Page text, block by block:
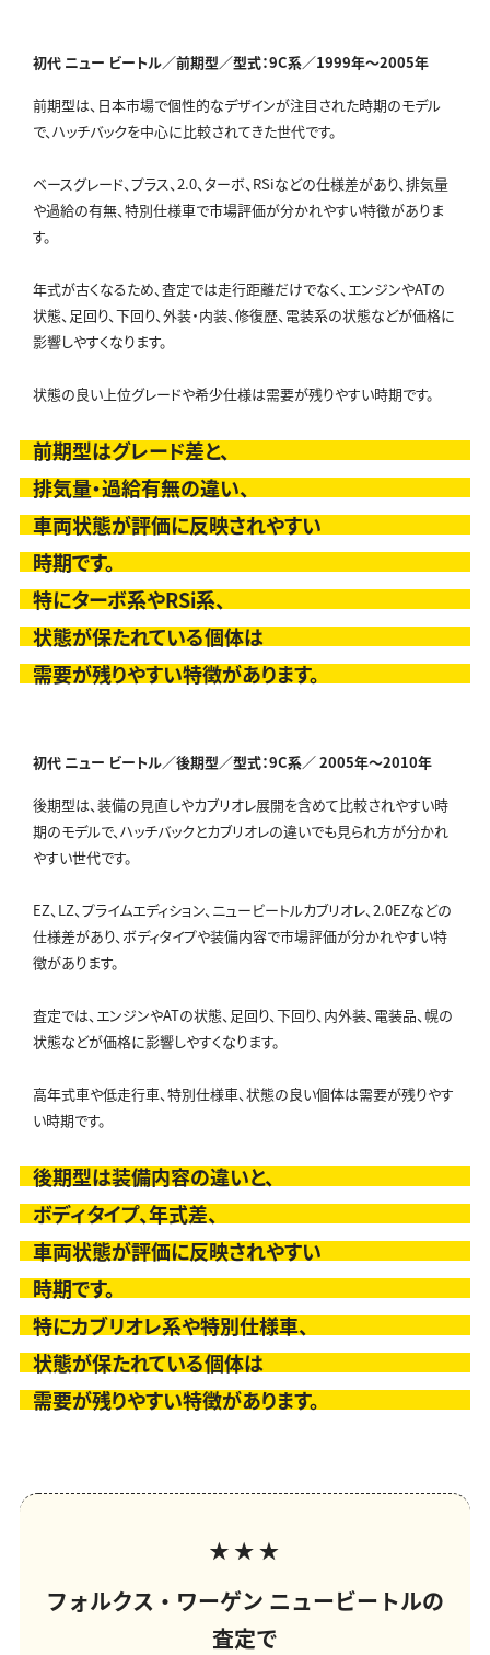
初代 ニュー ビートル／前期型／型式：9C系／1999年～2005年
前期型は、日本市場で個性的なデザインが注目された時期のモデル
で、ハッチバックを中心に比較されてきた世代です。
ベースグレード、プラス、2.0、ターボ、RSiなどの仕様差があり、排気量
や過給の有無、特別仕様車で市場評価が分かれやすい特徴がありま
す。
年式が古くなるため、査定では走行距離だけでなく、エンジンやATの
状態、足回り、下回り、外装・内装、修復歴、電装系の状態などが価格に
影響しやすくなります。
状態の良い上位グレードや希少仕様は需要が残りやすい時期です。
前期型はグレード差と、
排気量・過給有無の違い、
車両状態が評価に反映されやすい
時期です。
特にターボ系やRSi系、
状態が保たれている個体は
需要が残りやすい特徴があります。
初代 ニュー ビートル／後期型／型式：9C系／2005年～2010年
後期型は、装備の見直しやカブリオレ展開を含めて比較されやすい時
期のモデルで、ハッチバックとカブリオレの違いでも見られ方が分かれ
やすい世代です。
EZ、LZ、プライムエディション、ニュービートルカブリオレ、2.0EZなどの
仕様差があり、ボディタイプや装備内容で市場評価が分かれやすい特
徴があります。
査定では、エンジンやATの状態、足回り、下回り、内外装、電装品、幌の
状態などが価格に影響しやすくなります。
高年式車や低走行車、特別仕様車、状態の良い個体は需要が残りやす
い時期です。
後期型は装備内容の違いと、
ボディタイプ、年式差、
車両状態が評価に反映されやすい
時期です。
特にカブリオレ系や特別仕様車、
状態が保たれている個体は
需要が残りやすい特徴があります。
フォルクス・ワーゲン ニュービートルの
査定で